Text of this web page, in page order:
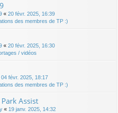
« 20 févr. 2025, 16:39
des membres de TP :)
« 20 févr. 2025, 16:30
/ vidéos
04 févr. 2025, 18:17
des membres de TP :)
Assist
« 19 janv. 2025, 14:32